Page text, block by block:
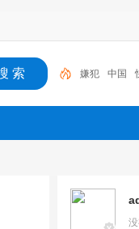
中国 快递
闻 女儿 封神